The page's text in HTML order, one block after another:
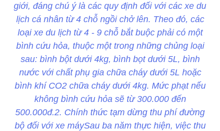
giới, đáng chú ý là các quy định đối với các xe du
lịch cá nhân từ 4 chỗ ngồi chở lên. Theo đó, các
loại xe du lịch từ 4 - 9 chỗ bắt buộc phải có một
bình cứu hỏa, thuộc một trong những chủng loại
sau: bình bột dưới 4kg, bình bọt dưới 5L, bình
nước với chất phụ gia chữa cháy dưới 5L hoặc
bình khí CO2 chữa cháy dưới 4kg. Mức phạt nếu
không bình cứu hỏa sẽ từ 300.000 đến
500.000đ.2. Chính thức tạm dừng thu phí đường
bộ đối với xe máySau ba năm thực hiện, việc thu